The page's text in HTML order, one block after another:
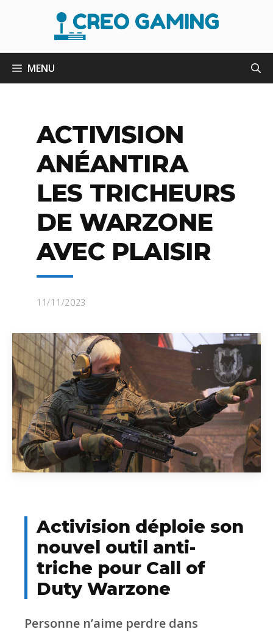
MENU
ACTIVISION
ANÉANTIRA
LES TRICHEURS
DE WARZONE
AVEC PLAISIR
11/11/2023
Activision déploie son
nouvel outil anti-
triche pour Call of
Duty Warzone
Personne n’aime perdre dans